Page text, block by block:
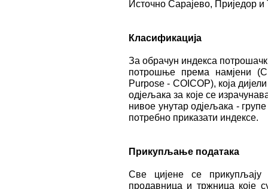
Источно Сарајево, Приједор
Класификација
За обрачун индекса
потрошње према намјени
Purpose - COICOP), која
одјељака за које се
нивое унутар одјељака -
потребно приказати индексе.
Прикупљање података
Све цијене се прикупљају
продавница и тржница које